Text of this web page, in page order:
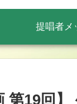
提唱者メ
第19回